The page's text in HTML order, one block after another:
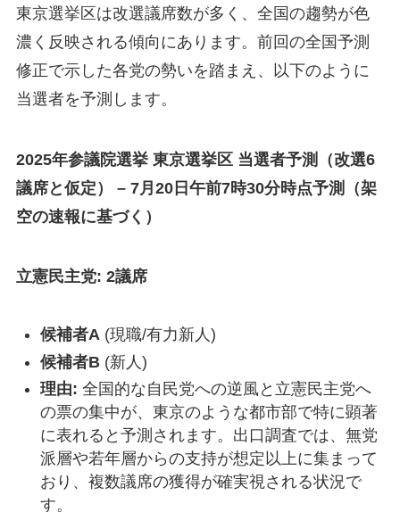
東京選挙区は改選議席数が多く、全国の趨勢が色
濃く反映される傾向にあります。前回の全国予測
修正で示した各党の勢いを踏まえ、以下のように
当選者を予測します。
2025年参議院選挙 東京選挙区 当選者予測（改選6
議席と仮定） – 7月20日午前7時30分時点予測（架
空の速報に基づく）
立憲民主党: 2議席
候補者A(現職/有力新人)
候補者B(新人)
理由: 全国的な自民党への逆風と立憲民主党へ
の票の集中が、東京のような都市部で特に顕著
に表れると予測されます。出口調査では、無党
派層や若年層からの支持が想定以上に集まって
おり、複数議席の獲得が確実視される状況で
す。